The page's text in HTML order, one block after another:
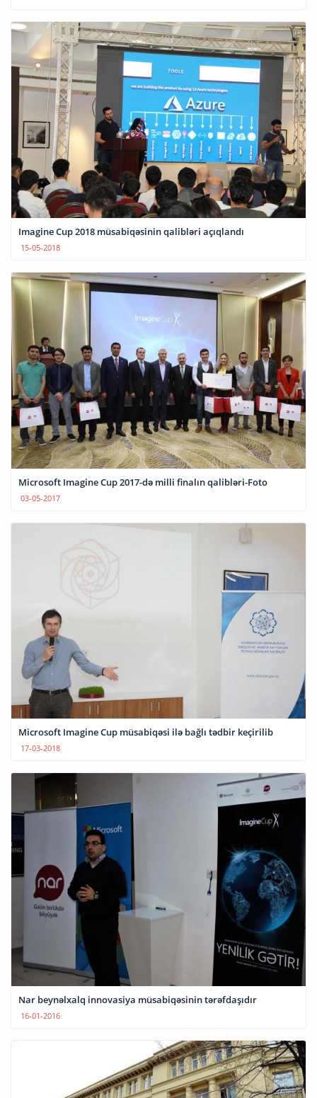
Imagine Cup 2018 müsabiqəsinin qalibləri açıqlandı
15-05-2018
Microsoft Imagine Cup 2017-də milli finalın qalibləri-Foto
03-05-2017
Microsoft Imagine Cup müsabiqəsi ilə bağlı tədbir keçirilib
17-03-2018
Nar beynəlxalq innovasiya müsabiqəsinin tərəfdaşıdır
16-01-2016